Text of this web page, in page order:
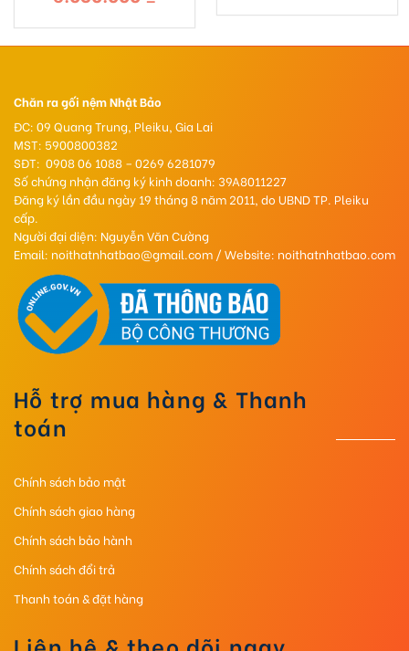
đến
đến
Chăn ra gối nệm Nhật Bảo
ĐC: 09 Quang Trung, Pleiku, Gia Lai
MST: 5900800382
SĐT: 0908 06 1088 – 0269 6281079
Số chứng nhận đăng ký kinh doanh: 39A8011227
Đăng ký lần đầu ngày 19 tháng 8 năm 2011, do UBND TP. Pleiku
cấp.
Người đại diện: Nguyễn Văn Cường
Email: noithatnhatbao@gmail.com / Website: noithatnhatbao.com
Hỗ trợ mua hàng & Thanh
toán
Chính sách bảo mật
Chính sách giao hàng
Chính sách bảo hành
Chính sách đổi trả
Thanh toán & đặt hàng